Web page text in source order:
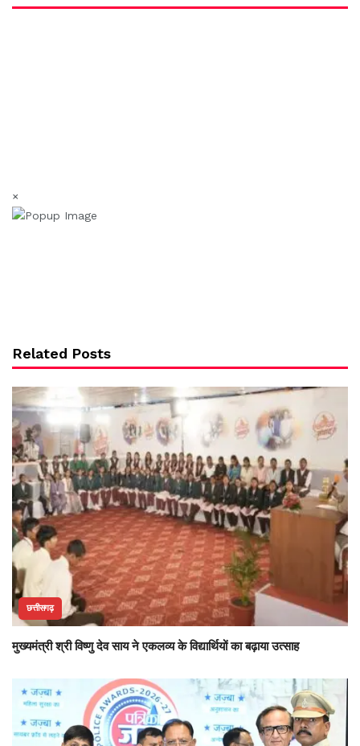
×
Related Posts
छत्तीसगढ़
मुख्यमंत्री श्री विष्णु देव साय ने एकलव्य के विद्यार्थियों का बढ़ाया उत्साह